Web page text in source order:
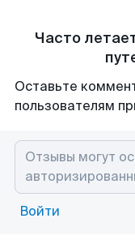
Часто
Оставьте
пользователям
Войти